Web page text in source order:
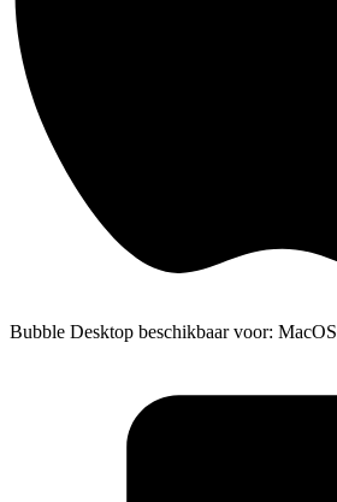
Bubble Desktop beschikbaar voor: MacOS